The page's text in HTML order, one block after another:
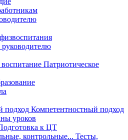
Патриотическое
Компетентностный подход
уроков
к ЦТ
Тесты,